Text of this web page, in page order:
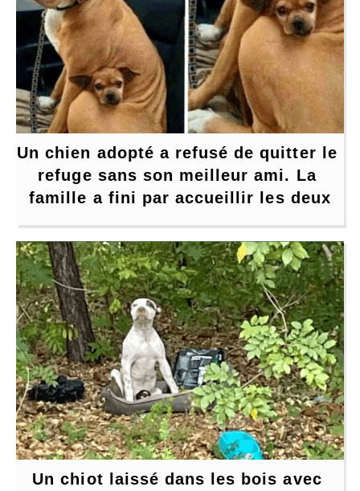
Un chien adopté a refusé de quitter le
refuge sans son meilleur ami. La
famille a fini par accueillir les deux
Un chiot laissé dans les bois avec